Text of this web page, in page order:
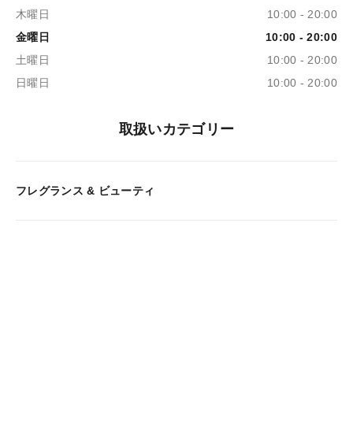
木曜日
10:00 - 20:00
金曜日
10:00 - 20:00
土曜日
10:00 - 20:00
日曜日
10:00 - 20:00
取扱いカテゴリー
フレグランス & ビューティ